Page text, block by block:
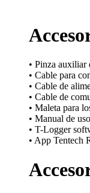
• Pinza auxiliar
• Cable para
• Cable de
• Cable de
• Maleta para
• Manual de uso
• T-Logger
• App Tentech